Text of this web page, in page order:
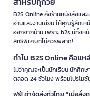
B2S Online คือร้านหนังสือแล
อ่านและงานเขียน ให้คุณรู้สึกเ
ออกจากบ้าน เพราะ b2s มีทั้ง
สิทธิพิเศษที่ไม่ควรพลาด!
ทำไม B2S Online คือ
ไม่ว่าคุณจะเป็นนักเรียน นักศึก
ตลอด 24 ชั่วโมง พร้อมโปรโม
ฟรี! ค่าจัดส่งทั่วไทย *เมื่อสั่